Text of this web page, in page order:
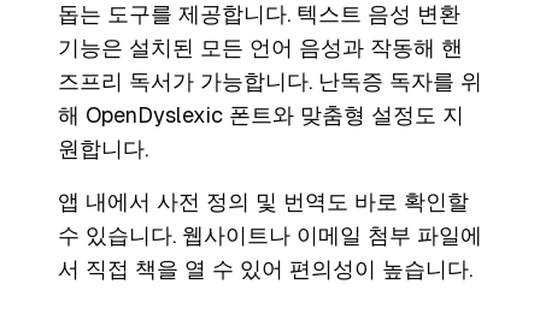
돕는 도구를 제공합니다. 텍스트 음성 변환
기능은 설치된 모든 언어 음성과 작동해 핸
즈프리 독서가 가능합니다. 난독증 독자를 위
해 OpenDyslexic 폰트와 맞춤형 설정도 지
원합니다.
앱 내에서 사전 정의 및 번역도 바로 확인할
수 있습니다. 웹사이트나 이메일 첨부 파일에
서 직접 책을 열 수 있어 편의성이 높습니다.